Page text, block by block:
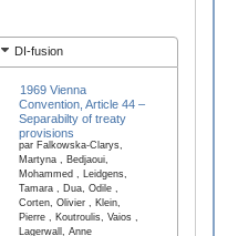
DI-fusion
1969 Vienna
Convention, Article 44 –
Separabilty of treaty
provisions
par Falkowska-Clarys,
Martyna , Bedjaoui,
Mohammed , Leidgens,
Tamara , Dua, Odile ,
Corten, Olivier , Klein,
Pierre , Koutroulis, Vaios ,
Lagerwall, Anne